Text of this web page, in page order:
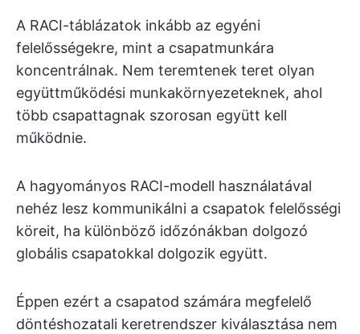
A RACI-táblázatok inkább az egyéni
felelősségekre, mint a csapatmunkára
koncentrálnak. Nem teremtenek teret olyan
együttműködési munkakörnyezeteknek, ahol
több csapattagnak szorosan együtt kell
működnie.
A hagyományos RACI-modell használatával
nehéz lesz kommunikálni a csapatok felelősségi
köreit, ha különböző időzónákban dolgozó
globális csapatokkal dolgozik együtt.
Éppen ezért a csapatod számára megfelelő
döntéshozatali keretrendszer kiválasztása nem